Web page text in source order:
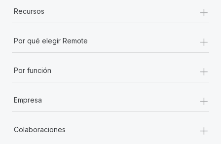
Recursos +
Por qué elegir Remote +
Por función +
Empresa +
Colaboraciones +